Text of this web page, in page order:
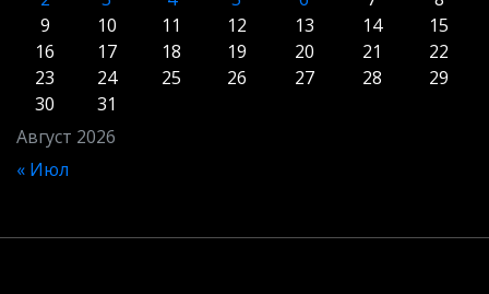
Август 2026
9
10 11 12 13 14
15
16
17 18 19 20 21
22
23
24 25 26 27 28
29
30
31
« Июл